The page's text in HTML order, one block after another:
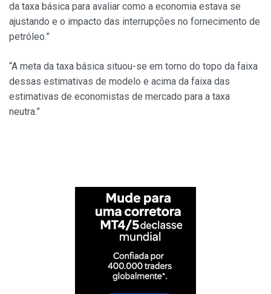
da taxa básica para avaliar como a economia estava se
ajustando e o impacto das interrupções no fornecimento de
petróleo.”
“A meta da taxa básica situou-se em torno do topo da faixa
dessas estimativas de modelo e acima da faixa das
estimativas de economistas de mercado para a taxa
neutra.”